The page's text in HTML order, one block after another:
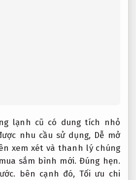
lạnh cũ có dung tích nhỏ
nhu cầu sử dụng, Dễ mở
xem xét và thanh lý chúng
sắm bình mới.Đúng hẹn.
bên cạnh đó, Tối ưu chi